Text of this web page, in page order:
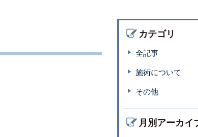
カテゴリ
全記事
施術について
その他
月別アーカイ